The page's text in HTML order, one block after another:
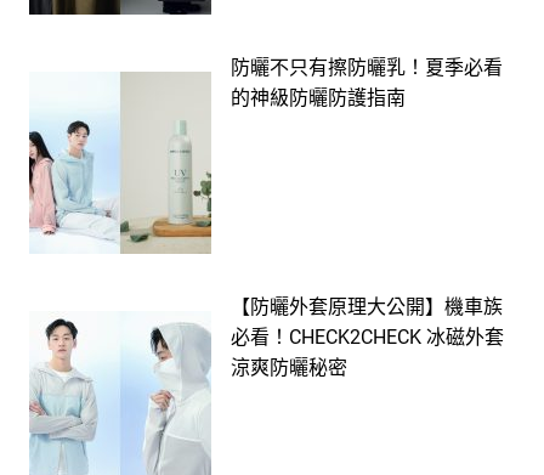
防曬不只有擦防曬乳！夏季必看
的神級防曬防護指南
【防曬外套原理大公開】機車族
必看！CHECK2CHECK 冰磁外套
涼爽防曬秘密